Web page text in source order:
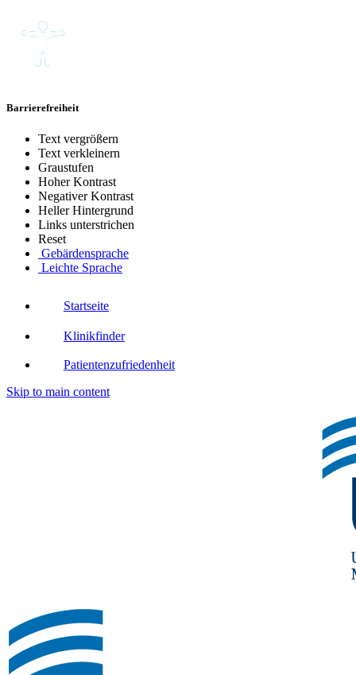
Barrierefreiheit
Text vergrößern
Text verkleinern
Graustufen
Hoher Kontrast
Negativer Kontrast
Heller Hintergrund
Links unterstrichen
Reset
Gebärdensprache
Leichte Sprache
Startseite
Klinikfinder
Patientenzufriedenheit
Skip to main content